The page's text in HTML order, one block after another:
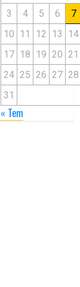
3 4 5 6
7
10 11 12 13
14
17 18 19 20 21
24 25 26 27 28
31
« Tem